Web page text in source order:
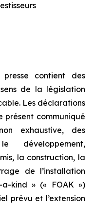
contient des
de la législation
Les déclarations
présent communiqué
exhaustive, des
développement,
la construction, la
de l’installation
kind » (« FOAK »)
prévu et l’extension